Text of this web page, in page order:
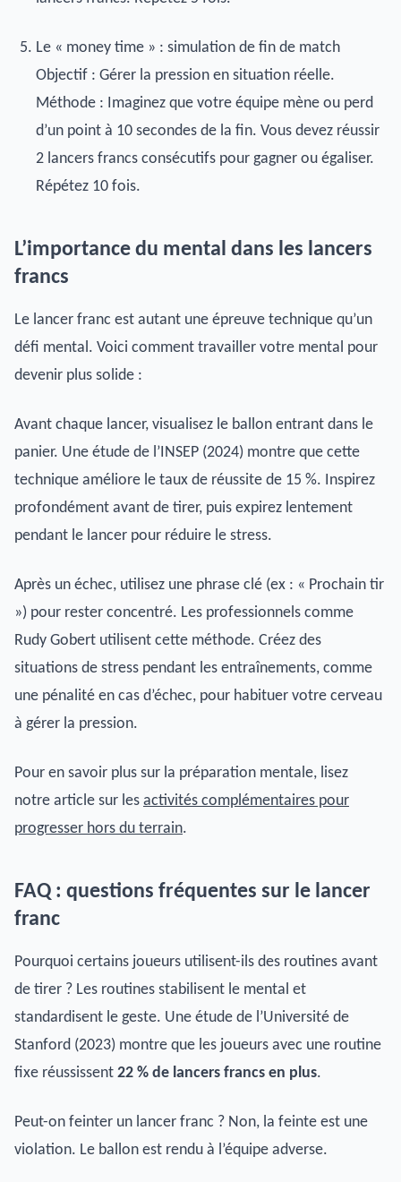
Le « money time » : simulation de fin de match
Objectif : Gérer la pression en situation réelle.
Méthode : Imaginez que votre équipe mène ou perd
d’un point à 10 secondes de la fin. Vous devez réussir
2 lancers francs consécutifs pour gagner ou égaliser.
Répétez 10 fois.
L’importance du mental dans les lancers
francs
Le lancer franc est autant une épreuve technique qu’un
défi mental. Voici comment travailler votre mental pour
devenir plus solide :
Avant chaque lancer, visualisez le ballon entrant dans le
panier. Une étude de l’INSEP (2024) montre que cette
technique améliore le taux de réussite de 15 %. Inspirez
profondément avant de tirer, puis expirez lentement
pendant le lancer pour réduire le stress.
Après un échec, utilisez une phrase clé (ex : « Prochain tir
») pour rester concentré. Les professionnels comme
Rudy Gobert utilisent cette méthode. Créez des
situations de stress pendant les entraînements, comme
une pénalité en cas d’échec, pour habituer votre cerveau
à gérer la pression.
Pour en savoir plus sur la préparation mentale, lisez
notre article sur les activités complémentaires pour
progresser hors du terrain.
FAQ : questions fréquentes sur le lancer
franc
Pourquoi certains joueurs utilisent-ils des routines avant
de tirer ? Les routines stabilisent le mental et
standardisent le geste. Une étude de l’Université de
Stanford (2023) montre que les joueurs avec une routine
fixe réussissent 22 % de lancers francs en plus.
Peut-on feinter un lancer franc ? Non, la feinte est une
violation. Le ballon est rendu à l’équipe adverse.